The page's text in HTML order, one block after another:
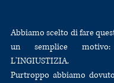
Abbiamo scelto di fare
un semplice motivo:
L'INGIUSTIZIA.
Purtroppo abbiamo